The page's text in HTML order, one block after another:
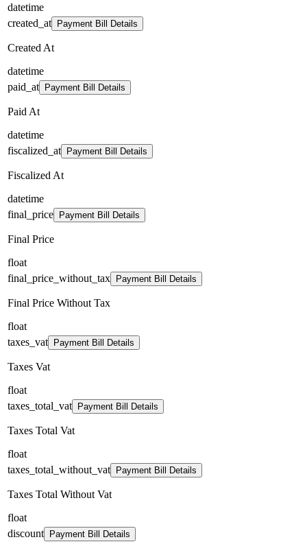
datetime
created_at
Payment Bill Details
Created At
datetime
paid_at
Payment Bill Details
Paid At
datetime
fiscalized_at
Payment Bill Details
Fiscalized At
datetime
final_price
Payment Bill Details
Final Price
float
final_price_without_tax
Payment Bill Details
Final Price Without Tax
float
taxes_vat
Payment Bill Details
Taxes Vat
float
taxes_total_vat
Payment Bill Details
Taxes Total Vat
float
taxes_total_without_vat
Payment Bill Details
Taxes Total Without Vat
float
discount
Payment Bill Details